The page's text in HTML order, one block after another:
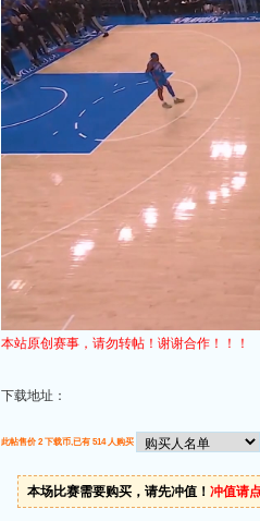
本站原创赛事，请勿转帖！谢谢合作！！！
下载地址：
此帖售价 2 下载币,已有 514 人购买
本场比赛需要购买，请先冲值！ 冲值请